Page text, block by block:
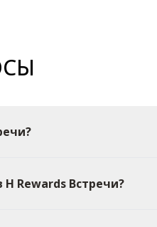
Rewards Встречи?